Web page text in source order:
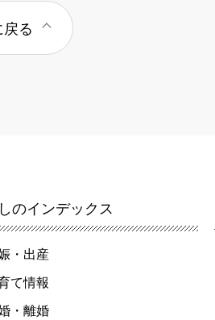
る
のインデックス
・出産
て情報
・離婚